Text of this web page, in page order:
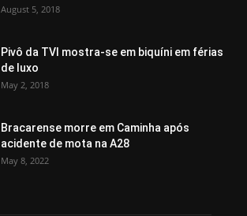
August 5, 2018
Pivô da TVI mostra-se em biquíni em férias
de luxo
May 2, 2018
Bracarense morre em Caminha após
acidente de mota na A28
May 8, 2022